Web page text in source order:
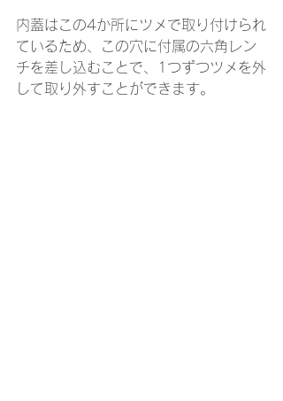
内蓋はこの4か所にツメで取り付けられ
ているため、この穴に付属の六角レン
チを差し込むことで、1つずつツメを外
して取り外すことができます。